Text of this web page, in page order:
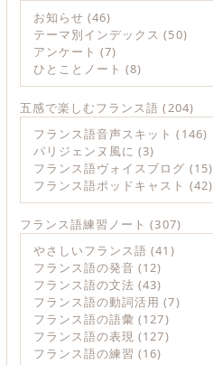
お知らせ (46)
テーマ別インデックス (50)
アンケート (7)
ひとことノート (8)
五感で楽しむフランス語 (204)
フランス語音声スキット (146)
パリジェンヌ風に (3)
フランス語ヴォイスブログ (15)
フランス語ポッドキャスト (42)
フランス語練習ノート (307)
やさしいフランス語 (41)
フランス語の発音 (12)
フランス語の文法 (43)
フランス語の動詞活用 (7)
フランス語の語彙 (127)
フランス語の表現 (127)
フランス語の練習 (16)